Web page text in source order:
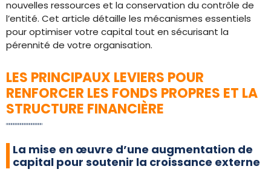
nouvelles ressources et la conservation du contrôle de
l’entité. Cet article détaille les mécanismes essentiels
pour optimiser votre capital tout en sécurisant la
pérennité de votre organisation.
LES PRINCIPAUX LEVIERS POUR
RENFORCER LES FONDS PROPRES ET LA
STRUCTURE FINANCIÈRE
La mise en œuvre d’une augmentation de
capital pour soutenir la croissance externe